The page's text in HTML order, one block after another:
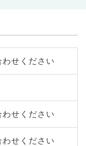
せください
せください
せください